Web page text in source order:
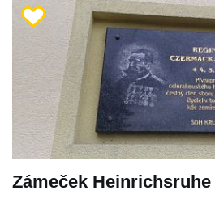
Zámeček Heinrichsruhe